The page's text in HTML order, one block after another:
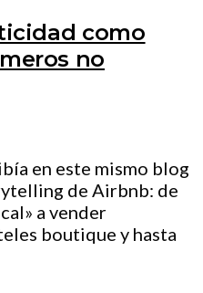
como
no
en este mismo blog
de Airbnb: de
a vender
boutique y hasta